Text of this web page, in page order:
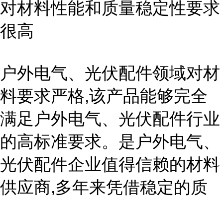
对材料性能和质量稳定性要求
很高
户外电气、光伏配件领域对材
料要求严格,该产品能够完全
满足户外电气、光伏配件行业
的高标准要求。是户外电气、
光伏配件企业值得信赖的材料
供应商,多年来凭借稳定的质